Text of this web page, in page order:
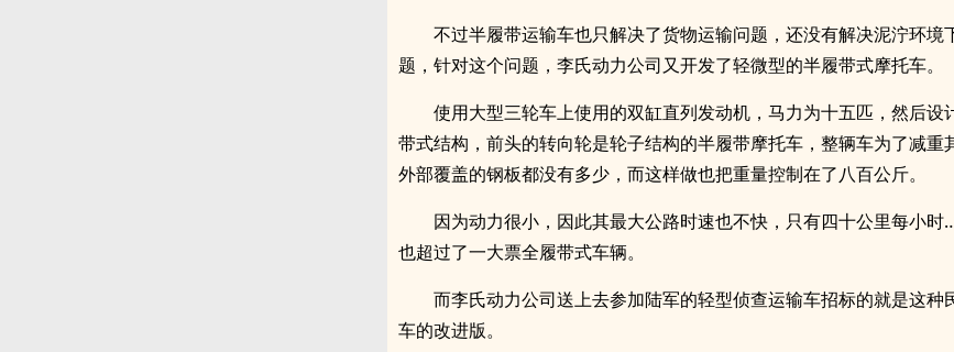
不过半履带运输车也只解决了货物运输问题，还没有解决泥泞环境
题，针对这个问题，李氏动力公司又开发了轻微型的半履带式摩托车。
使用大型三轮车上使用的双缸直列发动机，马力为十五匹，然后设
带式结构，前头的转向轮是轮子结构的半履带摩托车，整辆车为了减重
外部覆盖的钢板都没有多少，而这样做也把重量控制在了八百公斤。
因为动力很小，因此其最大公路时速也不快，只有四十公里每小
也超过了一大票全履带式车辆。
而李氏动力公司送上去参加陆军的轻型侦查运输车招标的就是这种
车的改进版。